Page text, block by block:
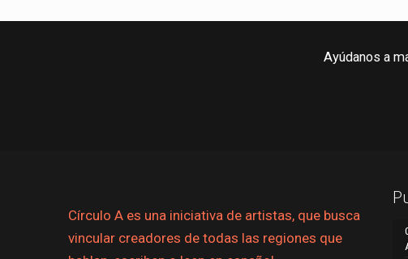
Ayúdanos a
Círculo A es una iniciativa de artistas, que busca
vincular creadores de todas las regiones que